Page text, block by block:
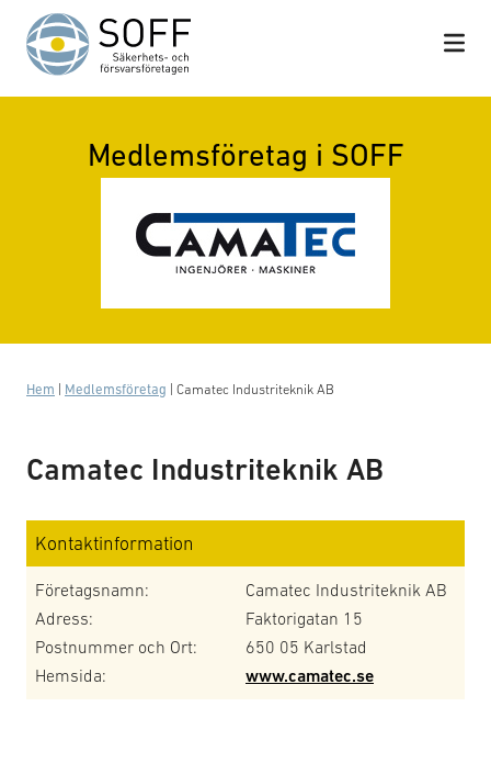
Hoppa till innehåll
Medlemsföretag i SOFF
Hem Medlemsföretag Camatec Industriteknik AB
Camatec Industriteknik AB
Kontaktinformation
Företagsnamn:
Camatec Industriteknik AB
Adress:
Faktorigatan 15
Postnummer och Ort:
650 05 Karlstad
Hemsida:
www.camatec.se